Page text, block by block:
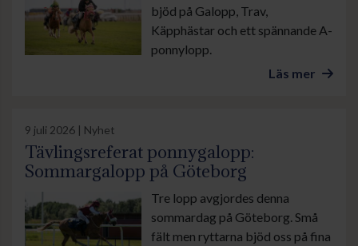
bjöd på Galopp, Trav,
Käpphästar och ett spännande A-
ponnylopp.
Läs mer
9 juli 2026 | Nyhet
Tävlingsreferat ponnygalopp:
Sommargalopp på Göteborg
Tre lopp avgjordes denna
sommardag på Göteborg. Små
fält men ryttarna bjöd oss på fina